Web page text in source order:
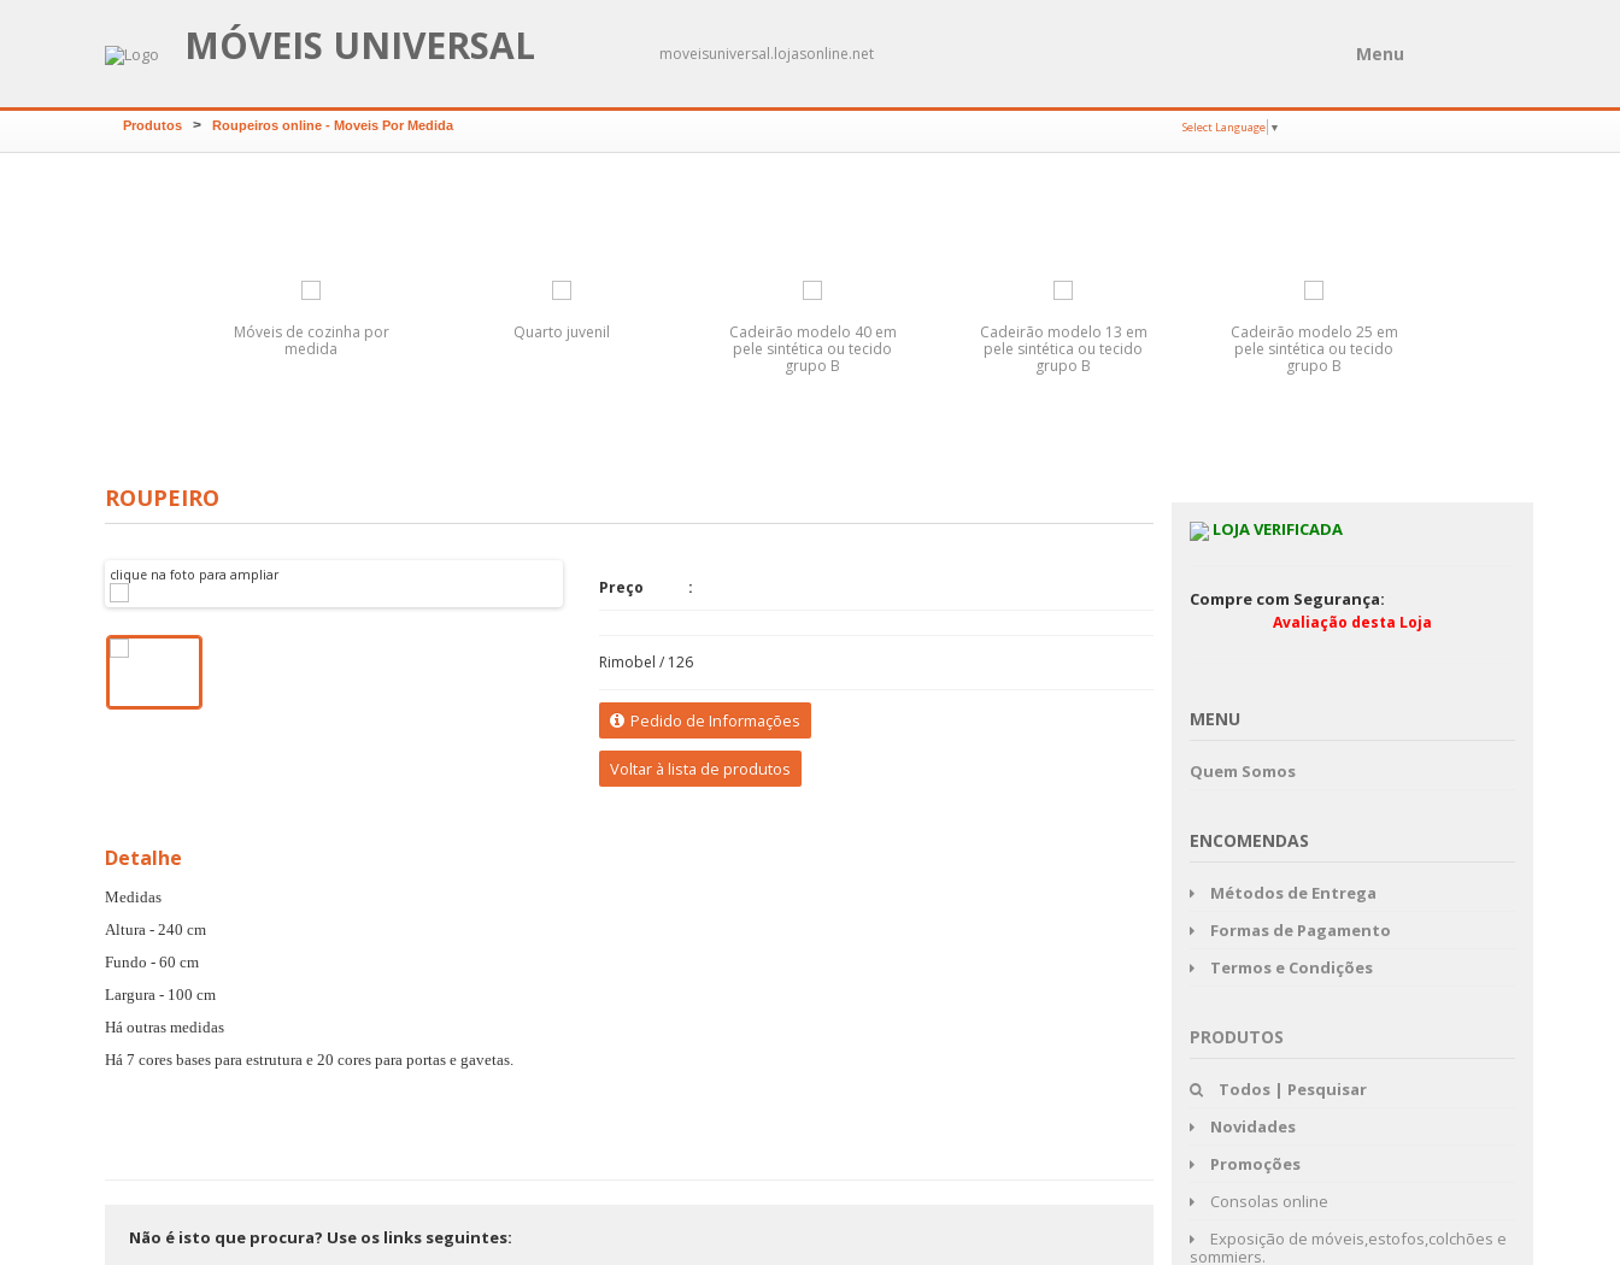
MÓVEIS UNIVERSAL moveisuniversal.lojasonline.net Menu
Produtos > Roupeiros online - Moveis Por Medida Select Language ▼
Móveis de cozinha por
medida
Quarto juvenil
Cadeirão modelo 40 em
pele sintética ou tecido
grupo B
Cadeirão modelo 13 em
pele sintética ou tecido
grupo B
Cadeirão modelo 25 em
pele sintética ou tecido
grupo B
ROUPEIRO
clique na foto para ampliar
Preço
Rimobel / 126
Pedido de Informações
Voltar à lista de produtos
Detalhe
Medidas
Altura - 240 cm
Fundo - 60 cm
Largura - 100 cm
Há outras medidas
Há 7 cores bases para estrutura e 20 cores para portas e gavetas.
Não é isto que procura? Use os links seguintes:
LOJA VERIFICADA
Compre com Segurança:
Avaliação desta Loja
MENU
Quem Somos
ENCOMENDAS
Métodos de Entrega
Formas de Pagamento
Termos e Condições
PRODUTOS
Todos | Pesquisar
Novidades
Promoções
Consolas online
Exposição de móveis,estofos,colchões e
sommiers.